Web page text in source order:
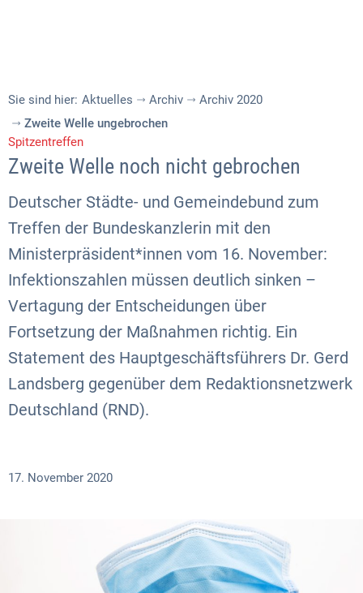
Sie sind hier: Aktuelles Archiv
Archiv 2020
Zweite Welle ungebrochen
Spitzentreffen
Zweite Welle noch nicht gebrochen
Deutscher Städte- und Gemeindebund zum
Treffen der Bundeskanzlerin mit den
Ministerpräsident*innen vom 16. November:
Infektionszahlen müssen deutlich sinken –
Vertagung der Entscheidungen über
Fortsetzung der Maßnahmen richtig. Ein
Statement des Hauptgeschäftsführers Dr. Gerd
Landsberg gegenüber dem Redaktionsnetzwerk
Deutschland (RND).
17. November 2020